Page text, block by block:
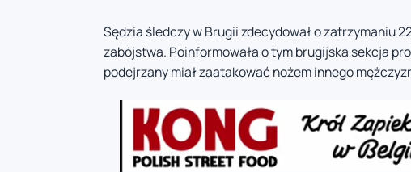
Sędzia śledczy w Brugii zdecydował o zatrzymaniu
zabójstwa. Poinformowała o tym brugijska sekcja
podejrzany miał zaatakować nożem innego